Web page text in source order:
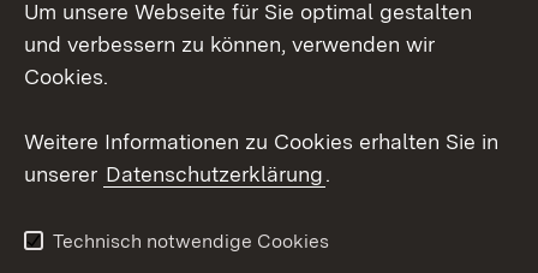
LinkedIn
Datenschutz
Barrierefreiheit
Um unsere Webseite für Sie optimal gestalten
und verbessern zu können, verwenden wir
Cookies.
Weitere Informationen zu Cookies erhalten Sie in
unserer Datenschutzerklärung.
Technisch notwendige Cookies